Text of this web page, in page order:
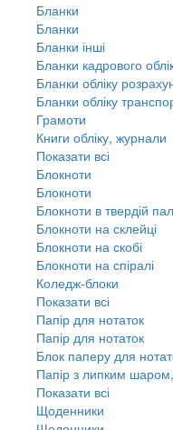
Бланки
Бланки
Бланки інші
Бланки кадрового
Бланки обліку
Бланки обліку
Грамоти
Книги обліку, журнали
Показати всі
Блокноти
Блокноти
Блокноти в твердій
Блокноти на склейці
Блокноти на скобі
Блокноти на спіралі
Коледж-блоки
Показати всі
Папір для нотаток
Папір для нотаток
Блок паперу для
Папір з липким шаром,
Показати всі
Щоденники